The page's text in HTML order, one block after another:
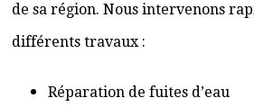
de sa région. Nous intervenons
différents travaux :
Réparation de fuites d’eau